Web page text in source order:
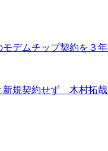
デムチップ契約を３
新規契約せず 木村拓